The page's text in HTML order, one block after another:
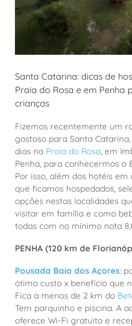
Santa Catarina: dicas de
Praia do Rosa e em Penha
crianças
Fizemos recentemente um
gostoso para Santa
dias na Praia do Rosa , em
Penha, para conhecermos o
Por isso, além dos hotéis em
que ficamos hospedados,
opções nestas localidades
visitar em família e como
todas com no mínimo nota
PENHA (120 km de
Pousada Baia dos Açores:
ótimo custo x benefício que
Fica a menos de 2 km do
Tem parquinho e piscina. A
oferece Wi-Fi gratuito e